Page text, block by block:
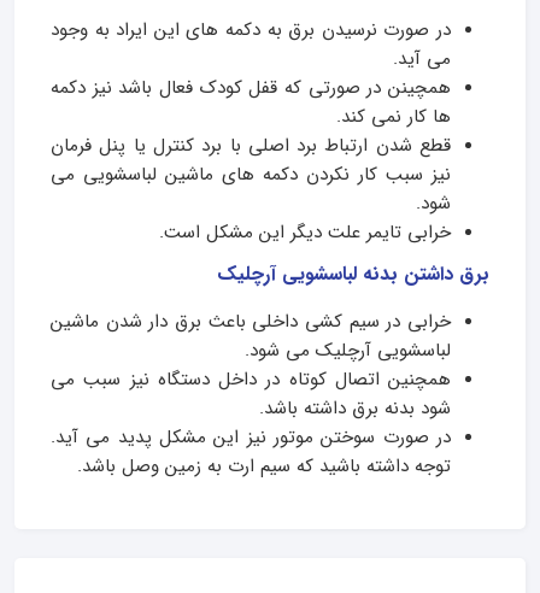
در صورت نرسیدن برق به دکمه های این ایراد به وجود
می آید.
همچینن در صورتی که قفل کودک فعال باشد نیز دکمه
ها کار نمی کند.
قطع شدن ارتباط برد اصلی با برد کنترل یا پنل فرمان
نیز سبب کار نکردن دکمه های ماشین لباسشویی می
شود.
خرابی تایمر علت دیگر این مشکل است.
برق داشتن بدنه لباسشویی آرچلیک
خرابی در سیم کشی داخلی باعث برق دار شدن ماشین
لباسشویی آرچلیک می شود.
همچنین اتصال کوتاه در داخل دستگاه نیز سبب می
شود بدنه برق داشته باشد.
در صورت سوختن موتور نیز این مشکل پدید می آید.
توجه داشته باشید که سیم ارت به زمین وصل باشد.